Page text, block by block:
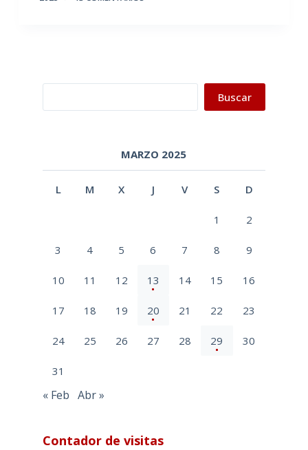
Buscar
MARZO 2025
L M X J V S D
1 2
3 4 5 6 7 8 9
10 11 12 13 14 15 16
17 18 19 20 21 22 23
24 25 26 27 28 29 30
31
« Feb Abr »
Contador de visitas